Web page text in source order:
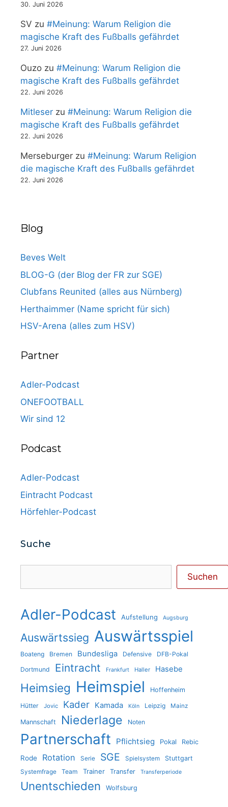
30. Juni 2026
SV zu #Meinung: Warum Religion die
magische Kraft des Fußballs gefährdet
27. Juni 2026
Ouzo zu #Meinung: Warum Religion die
magische Kraft des Fußballs gefährdet
22. Juni 2026
Mitleser zu #Meinung: Warum Religion die
magische Kraft des Fußballs gefährdet
22. Juni 2026
Merseburger zu #Meinung: Warum Religion
die magische Kraft des Fußballs gefährdet
22. Juni 2026
Blog
Beves Welt
BLOG-G (der Blog der FR zur SGE)
Clubfans Reunited (alles aus Nürnberg)
Herthaimmer (Name spricht für sich)
HSV-Arena (alles zum HSV)
Partner
Adler-Podcast
ONEFOOTBALL
Wir sind 12
Podcast
Adler-Podcast
Eintracht Podcast
Hörfehler-Podcast
Suche
Suchen
Adler-Podcast Aufstellung Augsburg
Auswärtssieg Auswärtsspiel
Boateng Bremen Bundesliga Defensive
DFB-Pokal
Dortmund
Eintracht Frankfurt Haller Hasebe
Heimsieg Heimspiel Hoffenheim
Hütter Jovic Kader Kamada Köln Leipzig Mainz
Mannschaft Niederlage Noten
Partnerschaft Pflichtsieg Pokal Rebic
Rode Rotation Serie SGE Spielsystem Stuttgart
Systemfrage Team Trainer Transfer Transferperiode
Unentschieden Wolfsburg